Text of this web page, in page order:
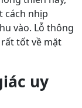
cách nhịp
vào. Lỗ thông
tốt về mặt
uy